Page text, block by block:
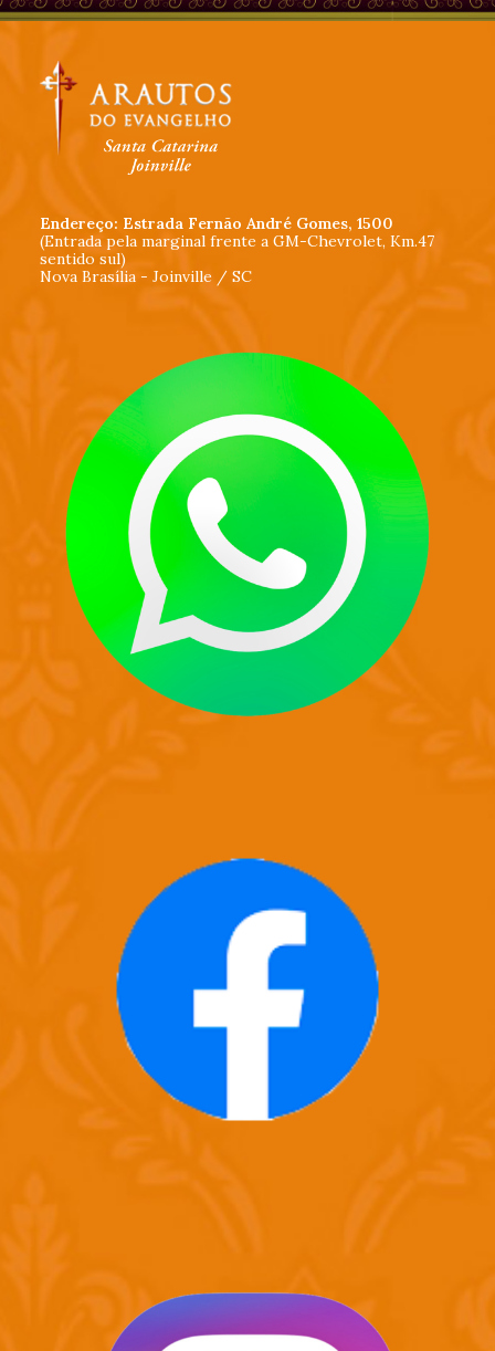
Endereço: Estrada Fernão André Gomes, 1500
(Entrada pela marginal frente a GM-Chevrolet, Km.47
sentido sul)
Nova Brasília - Joinville / SC